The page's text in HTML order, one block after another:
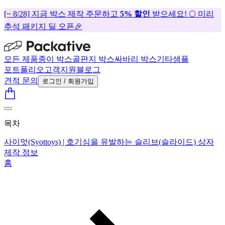
[~ 8/28] 지금 박스 제작 주문하고 5% 할인 받으세요! 🌕 미리
추석 패키지 딜 오픈🎉
모든 제품종이 박스골판지 박스싸바리 박스기타샘플
포트폴리오 고객지원 블로그
견적 문의
로그인 / 회원가입
목차
사이엇(Syottoys) | 호기심을 유발하는 슬리브(슬라이드) 상자
제작 정보
홈